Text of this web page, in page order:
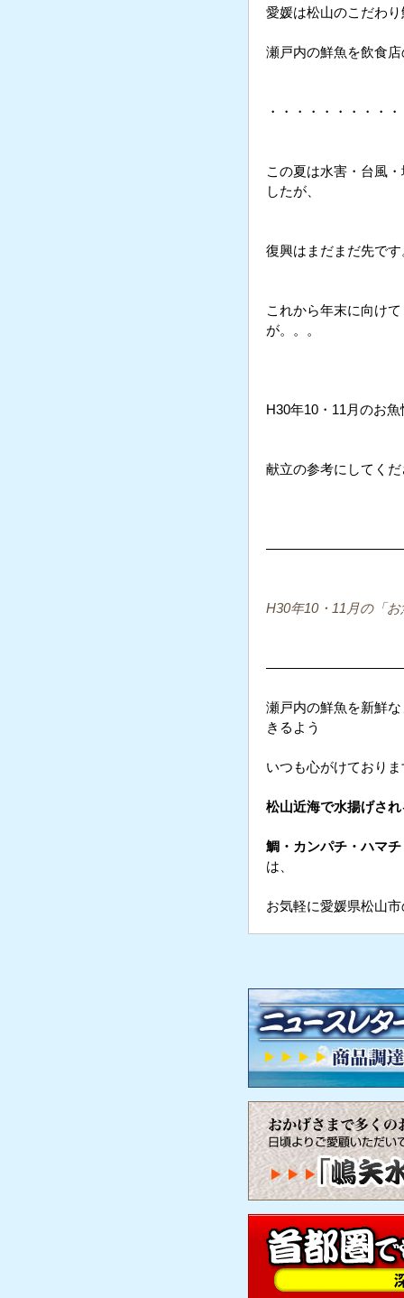
愛媛は松山のこだわ
瀬戸内の鮮魚を飲食
・・・・・・・・・
この夏は水害・台風
したが、
復興はまだまだ先です
これから年末に向け
が。。。
H30年10・11月のお
献立の参考にしてく
H30年10・11月の「
瀬戸内の鮮魚を新鮮
きるよう
いつも心がけており
松山近海で水揚げさ
鯛・カンパチ・ハマ
は、
お気軽に愛媛県松山